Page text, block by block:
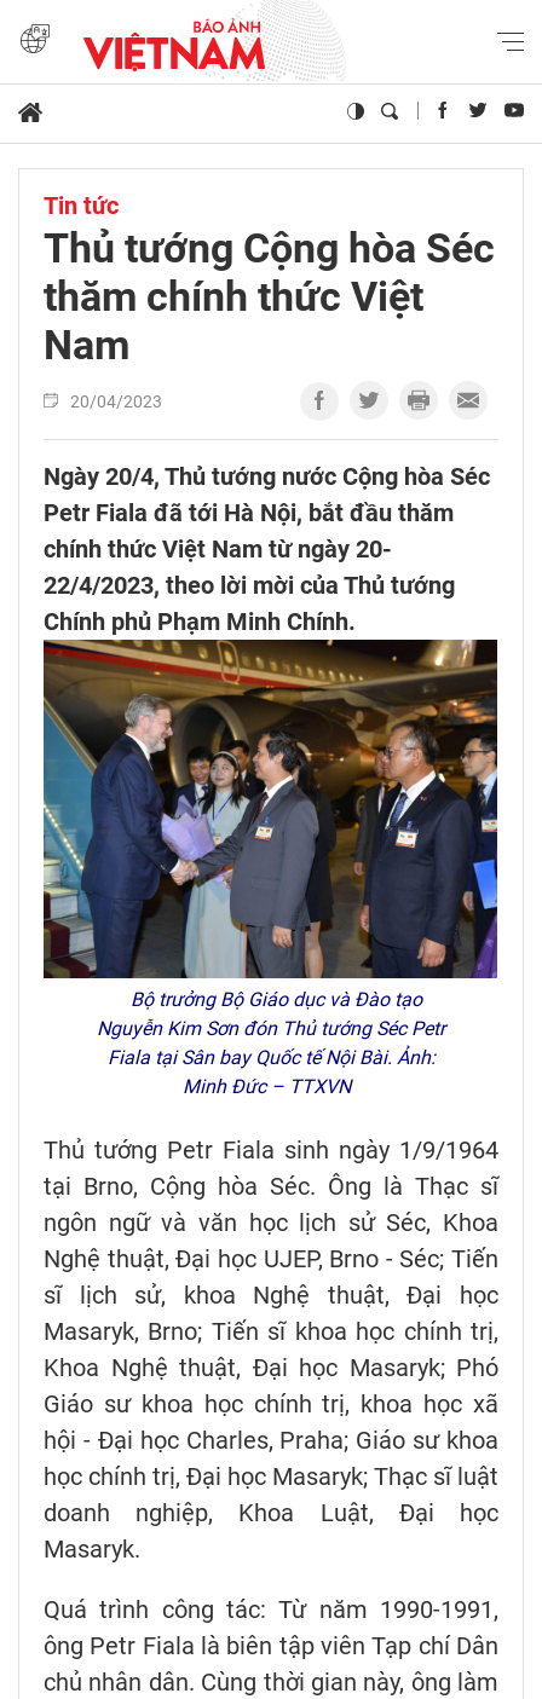
Tin tức
Thủ tướng Cộng hòa Séc
thăm chính thức Việt
Nam
20/04/2023
Ngày 20/4, Thủ tướng nước Cộng hòa Séc
Petr Fiala đã tới Hà Nội, bắt đầu thăm
chính thức Việt Nam từ ngày 20-
22/4/2023, theo lời mời của Thủ tướng
Chính phủ Phạm Minh Chính.
Bộ trưởng Bộ Giáo dục và Đào tạo
Nguyễn Kim Sơn đón Thủ tướng Séc Petr
Fiala tại Sân bay Quốc tế Nội Bài. Ảnh:
Minh Đức – TTXVN
Thủ tướng Petr Fiala sinh ngày 1/9/1964
tại Brno, Cộng hòa Séc. Ông là Thạc sĩ
ngôn ngữ và văn học lịch sử Séc, Khoa
Nghệ thuật, Đại học UJEP, Brno - Séc; Tiến
sĩ lịch sử, khoa Nghệ thuật, Đại học
Masaryk, Brno; Tiến sĩ khoa học chính trị,
Khoa Nghệ thuật, Đại học Masaryk; Phó
Giáo sư khoa học chính trị, khoa học xã
hội - Đại học Charles, Praha; Giáo sư khoa
học chính trị, Đại học Masaryk; Thạc sĩ luật
doanh nghiệp, Khoa Luật, Đại học
Masaryk.
Quá trình công tác: Từ năm 1990-1991,
ông Petr Fiala là biên tập viên Tạp chí Dân
chủ nhân dân. Cùng thời gian này, ông làm